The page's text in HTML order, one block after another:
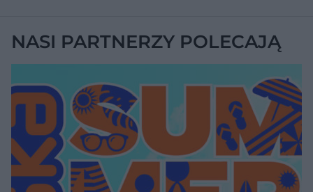
NASI PARTNERZY POLECAJĄ